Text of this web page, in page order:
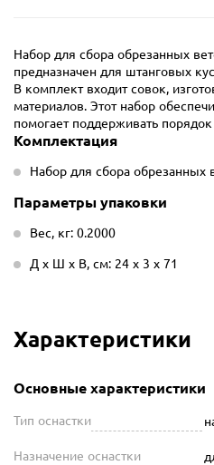
Набор для сбора обрезанных
предназначен для штанговых
В комплект входит совок,
материалов. Этот набор
помогает поддерживать порядок
Комплектация
Набор для сбора обрезанных
Параметры упаковки
Вес, кг: 0.2000
Д х Ш х В, см: 24 х 3 х 71
Характеристики
Основные характеристики
Тип оснастки
Назначение оснастки